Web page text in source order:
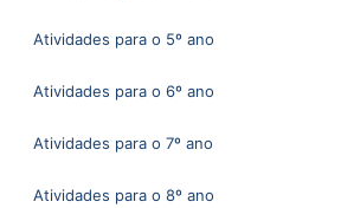
Atividades para o 5º ano
Atividades para o 6º ano
Atividades para o 7º ano
Atividades para o 8º ano